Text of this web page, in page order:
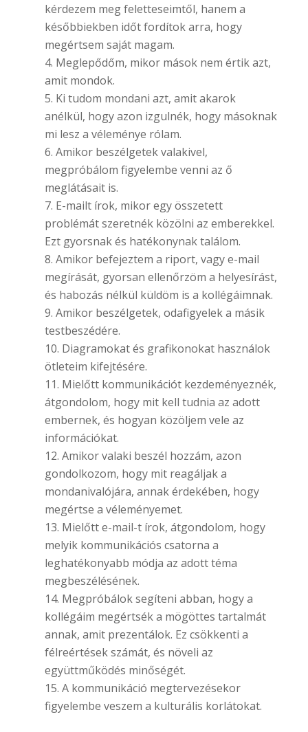
kérdezem meg feletteseimtől, hanem a
későbbiekben időt fordítok arra, hogy
megértsem saját magam.
Meglepődőm, mikor mások nem értik azt,
amit mondok.
Ki tudom mondani azt, amit akarok
anélkül, hogy azon izgulnék, hogy másoknak
mi lesz a véleménye rólam.
Amikor beszélgetek valakivel,
megpróbálom figyelembe venni az ő
meglátásait is.
E-mailt írok, mikor egy összetett
problémát szeretnék közölni az emberekkel.
Ezt gyorsnak és hatékonynak találom.
Amikor befejeztem a riport, vagy e-mail
megírását, gyorsan ellenőrzöm a helyesírást,
és habozás nélkül küldöm is a kollégáimnak.
Amikor beszélgetek, odafigyelek a másik
testbeszédére.
Diagramokat és grafikonokat használok
ötleteim kifejtésére.
Mielőtt kommunikációt kezdeményeznék,
átgondolom, hogy mit kell tudnia az adott
embernek, és hogyan közöljem vele az
információkat.
Amikor valaki beszél hozzám, azon
gondolkozom, hogy mit reagáljak a
mondanivalójára, annak érdekében, hogy
megértse a véleményemet.
Mielőtt e-mail-t írok, átgondolom, hogy
melyik kommunikációs csatorna a
leghatékonyabb módja az adott téma
megbeszélésének.
Megpróbálok segíteni abban, hogy a
kollégáim megértsék a mögöttes tartalmát
annak, amit prezentálok. Ez csökkenti a
félreértések számát, és növeli az
együttműködés minőségét.
A kommunikáció megtervezésekor
figyelembe veszem a kulturális korlátokat.